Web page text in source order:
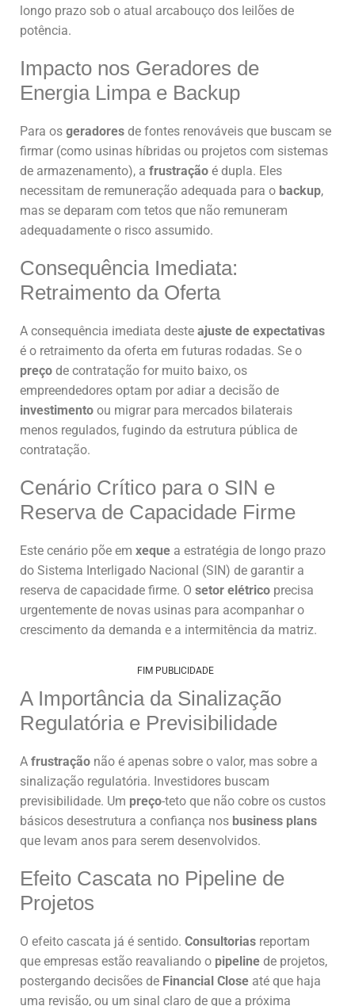
longo prazo sob o atual arcabouço dos leilões de
potência.
Impacto nos Geradores de
Energia Limpa e Backup
Para os geradores de fontes renováveis que buscam se
firmar (como usinas híbridas ou projetos com sistemas
de armazenamento), a frustração é dupla. Eles
necessitam de remuneração adequada para o backup,
mas se deparam com tetos que não remuneram
adequadamente o risco assumido.
Consequência Imediata:
Retraimento da Oferta
A consequência imediata deste ajuste de expectativas
é o retraimento da oferta em futuras rodadas. Se o
preço de contratação for muito baixo, os
empreendedores optam por adiar a decisão de
investimento ou migrar para mercados bilaterais
menos regulados, fugindo da estrutura pública de
contratação.
Cenário Crítico para o SIN e
Reserva de Capacidade Firme
Este cenário põe em xeque a estratégia de longo prazo
do Sistema Interligado Nacional (SIN) de garantir a
reserva de capacidade firme. O setor elétrico precisa
urgentemente de novas usinas para acompanhar o
crescimento da demanda e a intermitência da matriz.
FIM PUBLICIDADE
A Importância da Sinalização
Regulatória e Previsibilidade
A frustração não é apenas sobre o valor, mas sobre a
sinalização regulatória. Investidores buscam
previsibilidade. Um preço-teto que não cobre os custos
básicos desestrutura a confiança nos business plans
que levam anos para serem desenvolvidos.
Efeito Cascata no Pipeline de
Projetos
O efeito cascata já é sentido. Consultorias reportam
que empresas estão reavaliando o pipeline de projetos,
postergando decisões de Financial Close até que haja
uma revisão, ou um sinal claro de que a próxima